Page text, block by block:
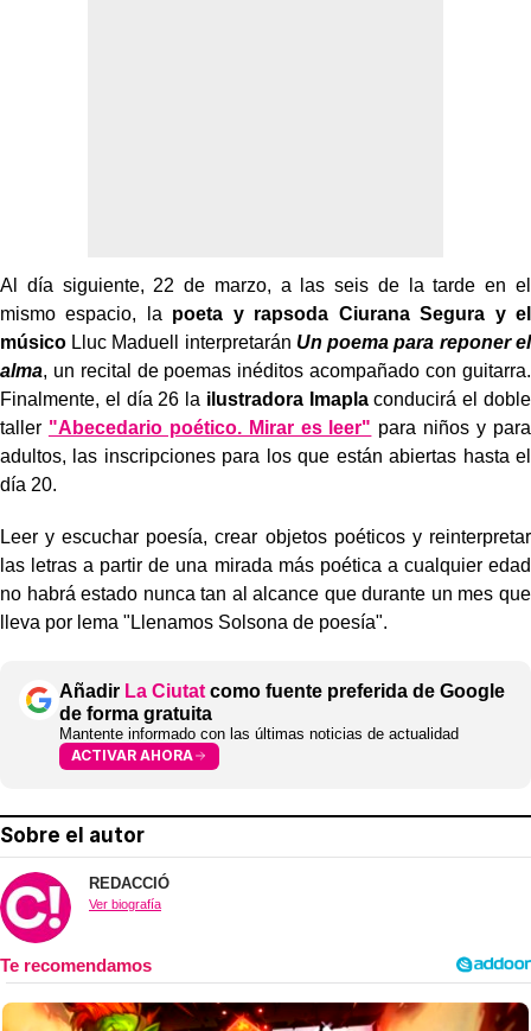
Al día siguiente, 22 de marzo, a las seis de la tarde en el
mismo espacio, la poeta y rapsoda Ciurana Segura y el
músico Lluc Maduell interpretarán Un poema para reponer el
alma, un recital de poemas inéditos acompañado con guitarra.
Finalmente, el día 26 la ilustradora Imaplaconducirá el doble
taller "Abecedario poético. Mirar es leer" para niños y para
adultos, las inscripciones para los que están abiertas hasta el
día 20.
Leer y escuchar poesía, crear objetos poéticos y reinterpretar
las letras a partir de una mirada más poética a cualquier edad
no habrá estado nunca tan al alcance que durante un mes que
lleva por lema "Llenamos Solsona de poesía".
Añadir La Ciutat como fuente preferida de Google
de forma gratuita
Mantente informado con las últimas noticias de actualidad
ACTIVAR AHORA
Sobre el autor
REDACCIÓ
Ver biografía